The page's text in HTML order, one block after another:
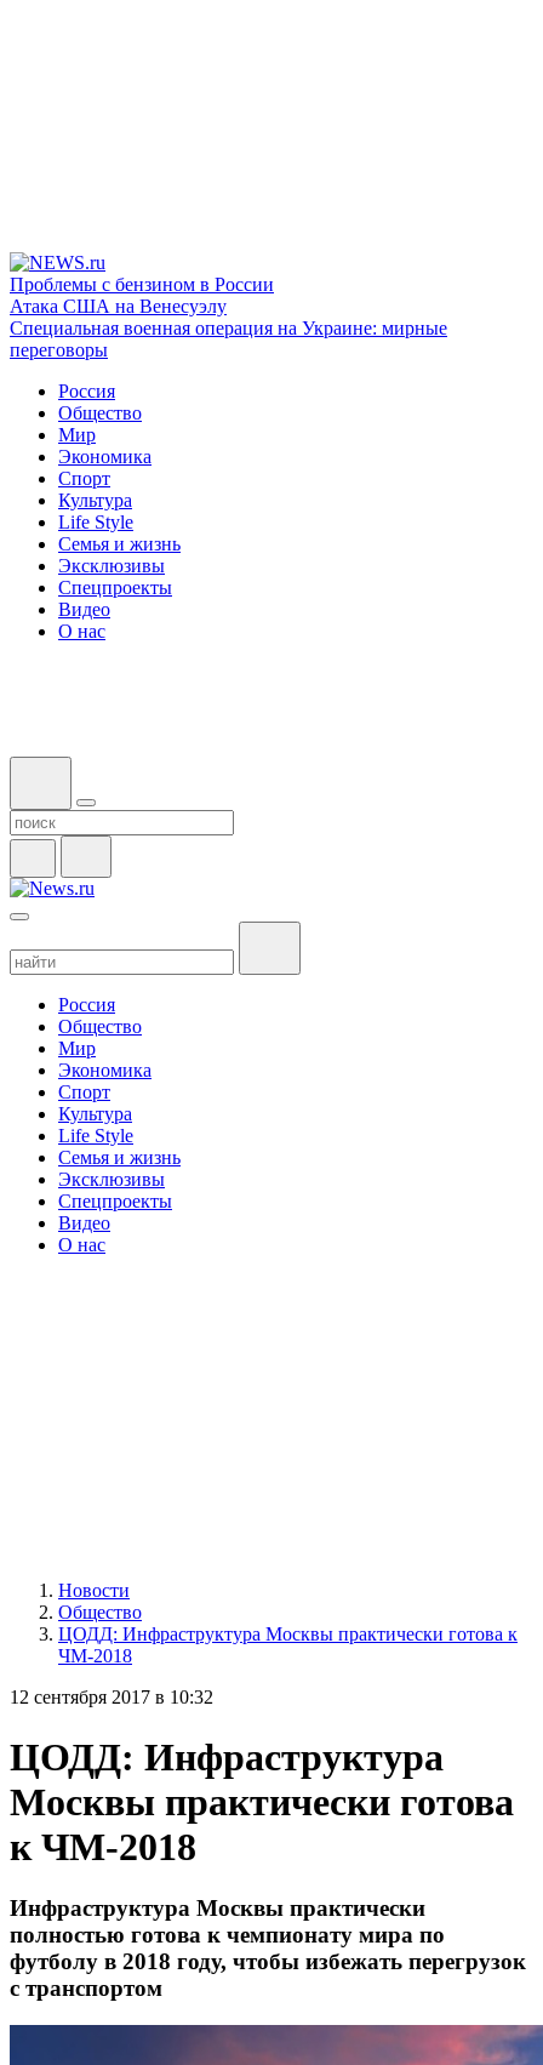
Проблемы с бензином в России
Атака США на Венесуэлу
Специальная военная операция на Украине: мирные
переговоры
Россия
Общество
Мир
Экономика
Спорт
Культура
Life Style
Семья и жизнь
Эксклюзивы
Спецпроекты
Видео
О нас
Россия
Общество
Мир
Экономика
Спорт
Культура
Life Style
Семья и жизнь
Эксклюзивы
Спецпроекты
Видео
О нас
Новости
Общество
ЦОДД: Инфраструктура Москвы практически готова к
ЧМ-2018
12 сентября 2017 в 10:32
ЦОДД: Инфраструктура
Москвы практически готова
к ЧМ-2018
Инфраструктура Москвы практически
полностью готова к чемпионату мира по
футболу в 2018 году, чтобы избежать перегрузок
с транспортом